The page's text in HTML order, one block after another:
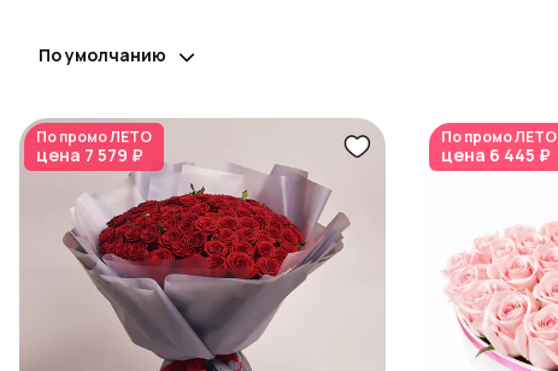
По умолчанию
По промоЛЕТО
цена 7 579 ₽
По промоЛЕТО
цена 6 445 ₽